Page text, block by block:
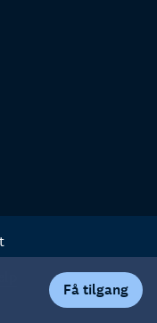
Få tilgang